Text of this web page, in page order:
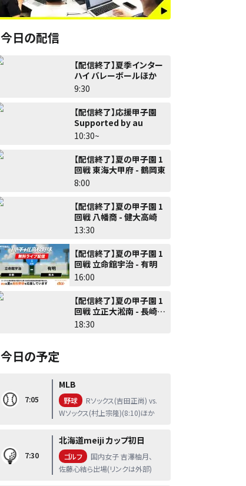
今日の配信
【配信終了】夏季インター
ハイ バレーボールほか
9:30
【配信終了】応援甲子園
Supported by au
10:30~
【配信終了】夏の甲子園 1
回戦 東海大甲府 - 鶴岡東
8:00
【配信終了】夏の甲子園 1
回戦 八幡商 - 健大高崎
13:30
【配信終了】夏の甲子園 1
回戦 立命館宇治 - 有明
16:00
【配信終了】夏の甲子園 1
回戦 立正大淞南 - 長崎日
大
18:30
今日の予定
7:05
MLB
野球
Rソックス(吉田正尚) vs.
Wソックス(村上宗隆)(8:10)ほか
7:30
北海道meiji カップ初日
ゴルフ
国内女子 吉澤柚月、
佐藤心結ら出場(リンクは外部)